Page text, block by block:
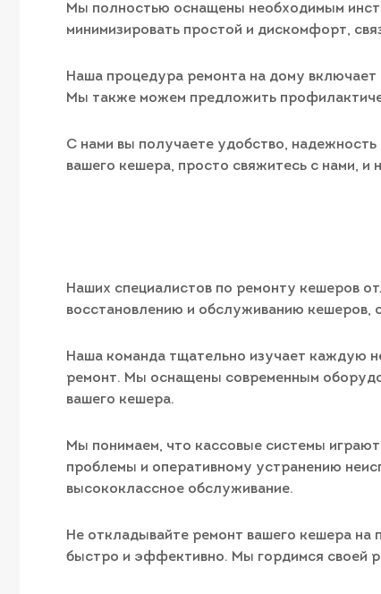
Мы полностью оснащены необходимым
минимизировать простой и дискомфорт,
Наша процедура ремонта на дому включает
Мы также можем предложить
С нами вы получаете удобство,
вашего кешера, просто свяжитесь с нами,
Наших специалистов по ремонту кешеров
восстановлению и обслуживанию кешеров,
Наша команда тщательно изучает каждую
ремонт. Мы оснащены современным
вашего кешера.
Мы понимаем, что кассовые системы
проблемы и оперативному устранению
высококлассное обслуживание.
Не откладывайте ремонт вашего кешера на
быстро и эффективно. Мы гордимся своей